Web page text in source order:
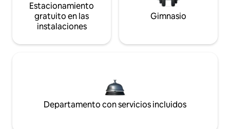
Estacionamiento
gratuito en las
instalaciones
Gimnasio
Departamento con servicios incluidos